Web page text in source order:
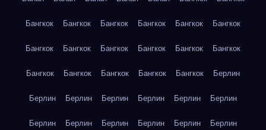
Бангкок Бангкок Бангкок Бангкок Бангкок Бангкок
Бангкок Бангкок Бангкок Бангкок Бангкок Бангкок
Бангкок Бангкок Бангкок Бангкок Бангкок Берлин
Берлин Берлин Берлин Берлин Берлин Берлин
Берлин Берлин Берлин Берлин Берлин Берлин